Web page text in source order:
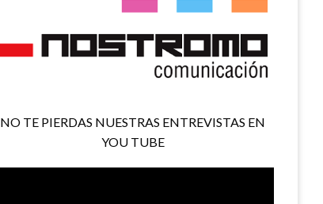
NO TE PIERDAS NUESTRAS ENTREVISTAS EN
YOU TUBE